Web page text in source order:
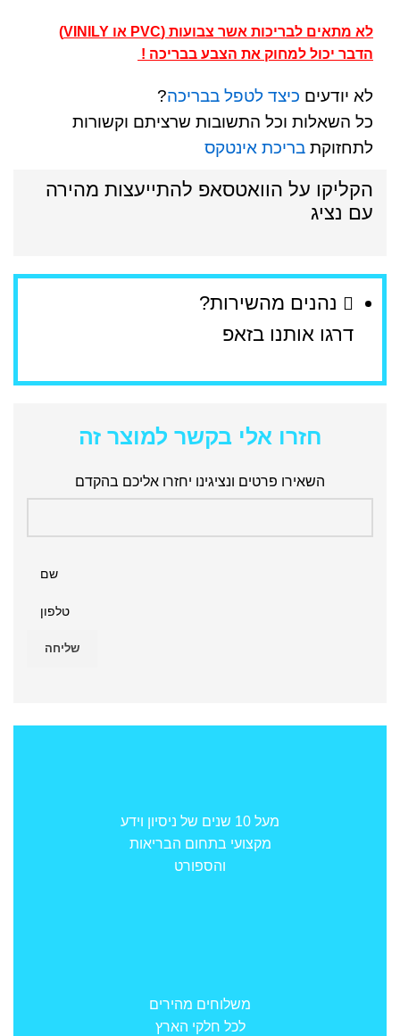
לא מתאים לבריכות אשר צבועות (PVC או VINILY)
הדבר יכול למחוק את הצבע בבריכה !
לא יודעים כיצד לטפל בבריכה?
כל השאלות וכל התשובות שרציתם וקשורות
לתחזוקת בריכת אינטקס
הקליקו על הוואטסאפ להתייעצות מהירה
עם נציג
נהנים מהשירות?
דרגו אותנו בזאפ
חזרו אלי בקשר למוצר זה
השאירו פרטים ונציגינו יחזרו אליכם בהקדם
מעל 10 שנים של ניסיון וידע
מקצועי בתחום הבריאות
והספורט
משלוחים מהירים
לכל חלקי הארץ